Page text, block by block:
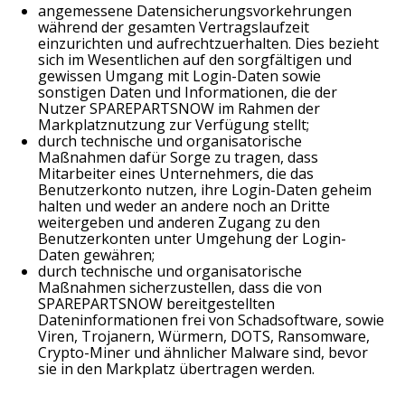
angemessene Datensicherungsvorkehrungen
während der gesamten Vertragslaufzeit
einzurichten und aufrechtzuerhalten. Dies bezieht
sich im Wesentlichen auf den sorgfältigen und
gewissen Umgang mit Login-Daten sowie
sonstigen Daten und Informationen, die der
Nutzer SPAREPARTSNOW im Rahmen der
Markplatznutzung zur Verfügung stellt;
durch technische und organisatorische
Maßnahmen dafür Sorge zu tragen, dass
Mitarbeiter eines Unternehmers, die das
Benutzerkonto nutzen, ihre Login-Daten geheim
halten und weder an andere noch an Dritte
weitergeben und anderen Zugang zu den
Benutzerkonten unter Umgehung der Login-
Daten gewähren;
durch technische und organisatorische
Maßnahmen sicherzustellen, dass die von
SPAREPARTSNOW bereitgestellten
Dateninformationen frei von Schadsoftware, sowie
Viren, Trojanern, Würmern, DOTS, Ransomware,
Crypto-Miner und ähnlicher Malware sind, bevor
sie in den Markplatz übertragen werden.